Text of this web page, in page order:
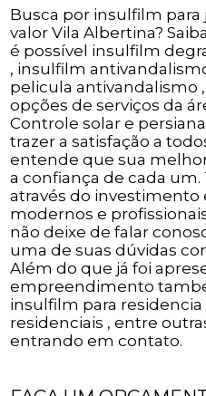
Busca por insulfilm
valor Vila Albertina?
é possível insulfilm
, insulfilm
pelicula antivandalismo
opções de serviços da
Controle solar e
trazer a satisfação a
entende que sua
a confiança de cada um.
através do
modernos e
não deixe de falar
uma de suas dúvidas
Além do que já foi
empreendimento
insulfilm para
residenciais , entre
entrando em contato.